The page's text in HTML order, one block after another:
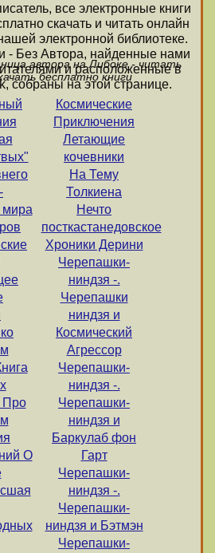
все электронные книги
скачать и читать онлайн
электронной библиотеке.
- Без Автора, найденные нами
и расположенные в
собраны на этой странице.
автора на Либоке - читать
бесплатно книги
мира
Про
О
Космические
Приключения
Летающие
кочевники
На Тему
Толкиена
Нечто
посткастанедовское
Хроники Дерини
Черепашки-
ниндзя -.
Черепашки
ниндзя и
Космический
Агрессор
Черепашки-
ниндзя -.
Черепашки-
ниндзя и
Баркулаб фон
Гарт
Черепашки-
ниндзя -.
Черепашки-
ниндзя и Бэтмэн
Черепашки-